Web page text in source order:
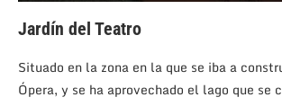
Jardín del Teatro
Situado en la zona en la que se iba a
Ópera, y se ha aprovechado el lago que se